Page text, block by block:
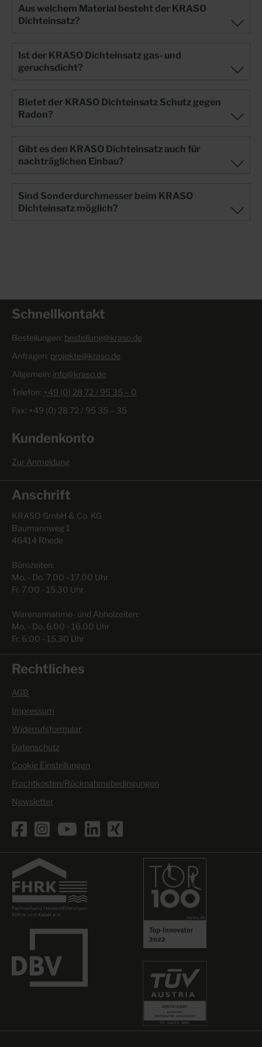
Aus welchem Material besteht der KRASO
Dichteinsatz?
Ist der KRASO Dichteinsatz gas- und
geruchsdicht?
Bietet der KRASO Dichteinsatz Schutz gegen
Radon?
Gibt es den KRASO Dichteinsatz auch für
nachträglichen Einbau?
Sind Sonderdurchmesser beim KRASO
Dichteinsatz möglich?
Schnellkontakt
Bestellungen: bestellung@kraso.de
Anfragen: projekte@kraso.de
Allgemein: info@kraso.de
Telefon: +49 (0) 28 72 / 95 35 – 0
Fax: +49 (0) 28 72 / 95 35 – 35
Kundenkonto
Zur Anmeldung
Anschrift
KRASO GmbH & Co. KG
Baumannweg 1
46414 Rhede
Bürozeiten:
Mo. - Do. 7.00 - 17.00 Uhr
Fr. 7.00 - 15.30 Uhr
Warenannahme- und Abholzeiten:
Mo. - Do. 6.00 - 16.00 Uhr
Fr. 6.00 - 15.30 Uhr
Rechtliches
AGB
Impressum
Widerrufsformular
Datenschutz
Cookie Einstellungen
Frachtkosten/Rücknahmebedingungen
Newsletter